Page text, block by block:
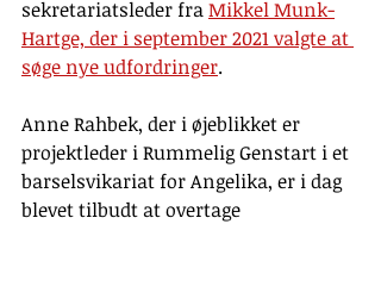
sekretariatsleder fra Mikkel Munk-
Hartge, der i september 2021 valgte at
søge nye udfordringer.
Anne Rahbek, der i øjeblikket er
projektleder i Rummelig Genstart i et
barselsvikariat for Angelika, er i dag
blevet tilbudt at overtage